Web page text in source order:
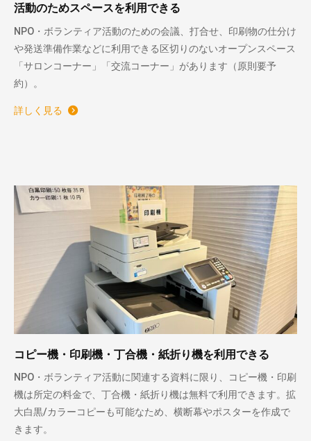
活動のためスペースを利用できる
NPO・ボランティア活動のための会議、打合せ、印刷物の仕分け
や発送準備作業などに利用できる区切りのないオープンスペース
「サロンコーナー」「交流コーナー」があります（原則要予
約）。
詳しく見る
コピー機・印刷機・丁合機・紙折り機を利用できる
NPO・ボランティア活動に関連する資料に限り、コピー機・印刷
機は所定の料金で、丁合機・紙折り機は無料で利用できます。拡
大白黒/カラーコピーも可能なため、横断幕やポスターを作成で
きます。